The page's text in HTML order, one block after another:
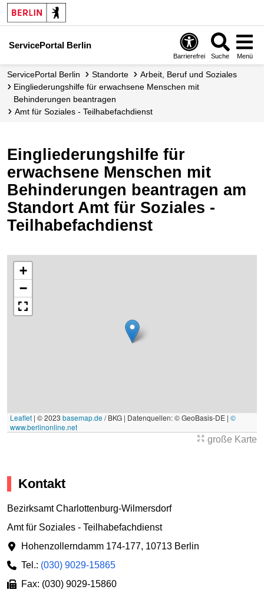
ServicePortal Berlin
Barrierefrei Suche Menü
ServicePortal Berlin Standorte
Arbeit, Beruf und Soziales
Eingliederungshilfe für erwachsene Menschen mit
Behinderungen beantragen
Amt für Soziales - Teilhabefachdienst
Eingliederungshilfe für
erwachsene Menschen mit
Behinderungen beantragen am
Standort Amt für Soziales -
Teilhabefachdienst
+
−
Leaflet | © 2023 basemap.de/ BKG | Datenquellen: © GeoBasis-DE | ©
www.berlinonline.net
große Karte
Kontakt
Bezirksamt Charlottenburg-Wilmersdorf
Amt für Soziales - Teilhabefachdienst
Hohenzollerndamm 174-177, 10713 Berlin
Tel.: (030) 9029-15865
Fax: (030) 9029-15860